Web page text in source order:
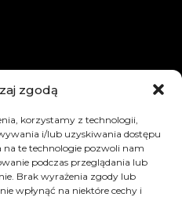
zgodą
korzystamy z technologii,
i/lub uzyskiwania dostępu
te technologie pozwoli nam
podczas przeglądania lub
Brak wyrażenia zgody lub
wpłynąć na niektóre cechy i